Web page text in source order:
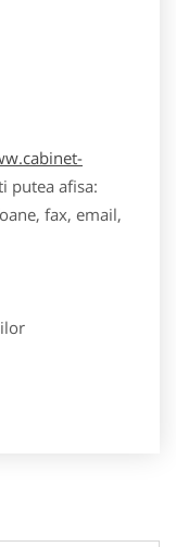
putea afisa:
fax, email,